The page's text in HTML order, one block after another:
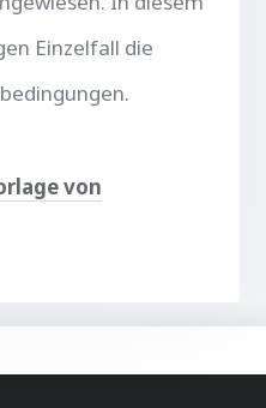
Einzelfall die
von